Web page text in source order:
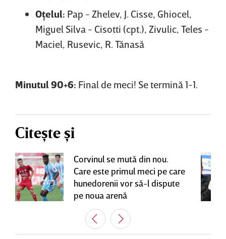
Oţelul: Pap - Zhelev, J. Cisse, Ghiocel,
Miguel Silva - Cisotti (cpt.), Zivulic, Teles -
Maciel, Rusevic, R. Tănasă
Minutul 90+6: Final de meci! Se termină 1-1.
Citește și
Corvinul se mută din nou.
Care este primul meci pe care
hunedorenii vor să-l dispute
pe noua arenă